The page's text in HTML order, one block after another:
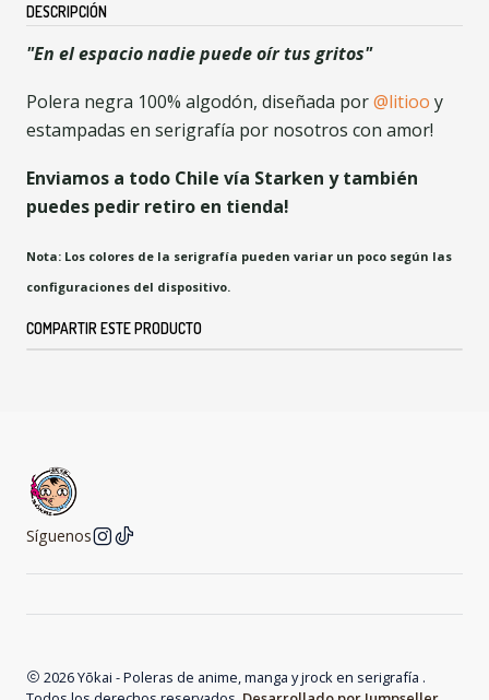
DESCRIPCIÓN
"En el espacio nadie puede oír tus gritos"
Polera negra 100% algodón, diseñada por@litioo y
estampadas en serigrafía por nosotros con amor!
Enviamos a todo Chile vía Starken y también
puedes pedir retiro en tienda!
Nota: Los colores de la serigrafía pueden variar un poco según las
configuraciones del dispositivo.
COMPARTIR ESTE PRODUCTO
Síguenos
2026 Yōkai - Poleras de anime, manga y jrock en serigrafía .